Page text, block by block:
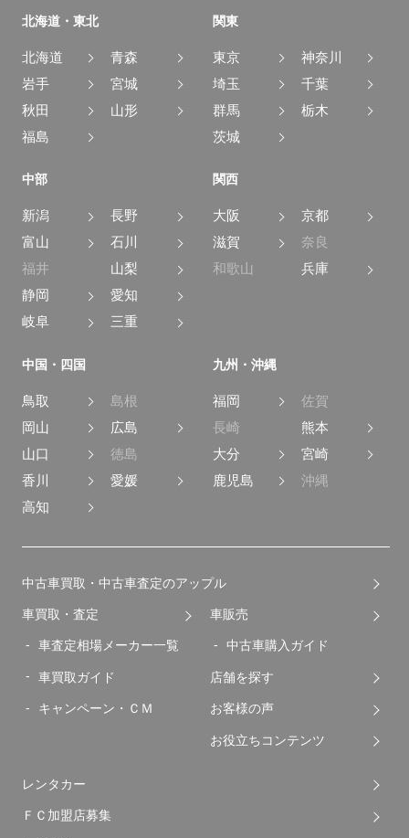
北海道・東北
北海道
青森
岩手
宮城
秋田
山形
福島
関東
東京
神奈川
埼玉
千葉
群馬
栃木
茨城
中部
新潟
長野
富山
石川
福井
山梨
静岡
愛知
岐阜
三重
関西
大阪
京都
滋賀
奈良
和歌山
兵庫
中国・四国
鳥取
島根
岡山
広島
山口
徳島
香川
愛媛
高知
九州・沖縄
福岡
佐賀
長崎
熊本
大分
宮崎
鹿児島
沖縄
中古車買取・中古車査定のアップル
車買取・査定
車査定相場メーカー一覧
車買取ガイド
キャンペーン・ＣＭ
車販売
中古車購入ガイド
店舗を探す
お客様の声
お役立ちコンテンツ
レンタカー
ＦＣ加盟店募集